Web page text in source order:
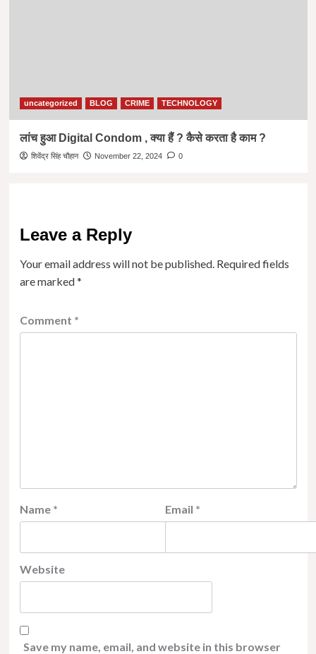
uncategorized BLOG CRIME TECHNOLOGY
लांच हुआ Digital Condom , क्या हैं ? कैसे करता है काम ?
शिवेंद्र सिंह चौहान November 22, 2024 0
Leave a Reply
Your email address will not be published. Required fields
are marked*
Comment *
Name * Email *
Website
Save my name, email, and website in this browser